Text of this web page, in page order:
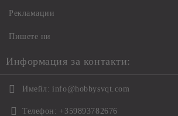
Рекламации
Пишете ни
Информация за контакти:
Имейл: info@hobbysvqt.com
Телефон: +359893782676